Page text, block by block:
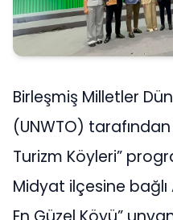
Birleşmiş Milletler
(UNWTO)
Turizm Köyleri”
Midyat ilçesine bağlı